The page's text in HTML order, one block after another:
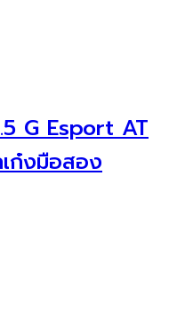
G Esport AT
ก๋งมือสอง